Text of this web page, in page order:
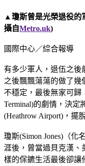
▲瓊斯曾是光榮退役的
攝自Metro.uk)
國際中心／綜合報導
有多少軍人，退伍之後
之後飄飄蕩蕩的做了幾
不穩定，最後無家可歸
Terminal)的劇情，決
(Heathrow Airport)，擺
瓊斯(Simon Jones)（
涯後，曾當過貝克漢、
樣的保鑣生活最後卻讓